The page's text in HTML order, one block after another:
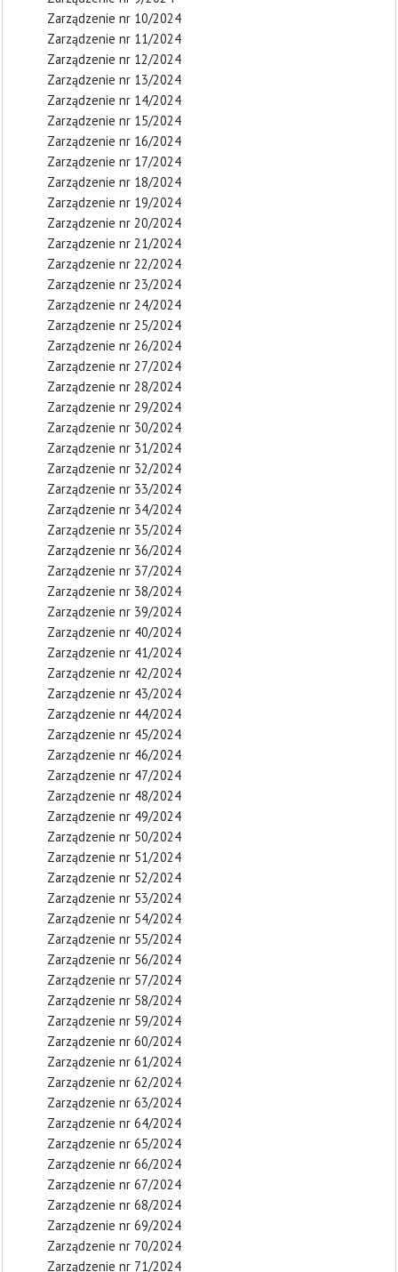
Zarządzenie nr 10/2024
Zarządzenie nr 11/2024
Zarządzenie nr 12/2024
Zarządzenie nr 13/2024
Zarządzenie nr 14/2024
Zarządzenie nr 15/2024
Zarządzenie nr 16/2024
Zarządzenie nr 17/2024
Zarządzenie nr 18/2024
Zarządzenie nr 19/2024
Zarządzenie nr 20/2024
Zarządzenie nr 21/2024
Zarządzenie nr 22/2024
Zarządzenie nr 23/2024
Zarządzenie nr 24/2024
Zarządzenie nr 25/2024
Zarządzenie nr 26/2024
Zarządzenie nr 27/2024
Zarządzenie nr 28/2024
Zarządzenie nr 29/2024
Zarządzenie nr 30/2024
Zarządzenie nr 31/2024
Zarządzenie nr 32/2024
Zarządzenie nr 33/2024
Zarządzenie nr 34/2024
Zarządzenie nr 35/2024
Zarządzenie nr 36/2024
Zarządzenie nr 37/2024
Zarządzenie nr 38/2024
Zarządzenie nr 39/2024
Zarządzenie nr 40/2024
Zarządzenie nr 41/2024
Zarządzenie nr 42/2024
Zarządzenie nr 43/2024
Zarządzenie nr 44/2024
Zarządzenie nr 45/2024
Zarządzenie nr 46/2024
Zarządzenie nr 47/2024
Zarządzenie nr 48/2024
Zarządzenie nr 49/2024
Zarządzenie nr 50/2024
Zarządzenie nr 51/2024
Zarządzenie nr 52/2024
Zarządzenie nr 53/2024
Zarządzenie nr 54/2024
Zarządzenie nr 55/2024
Zarządzenie nr 56/2024
Zarządzenie nr 57/2024
Zarządzenie nr 58/2024
Zarządzenie nr 59/2024
Zarządzenie nr 60/2024
Zarządzenie nr 61/2024
Zarządzenie nr 62/2024
Zarządzenie nr 63/2024
Zarządzenie nr 64/2024
Zarządzenie nr 65/2024
Zarządzenie nr 66/2024
Zarządzenie nr 67/2024
Zarządzenie nr 68/2024
Zarządzenie nr 69/2024
Zarządzenie nr 70/2024
Zarządzenie nr 71/2024